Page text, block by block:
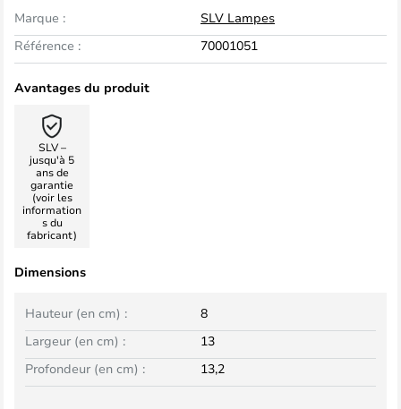
Marque :
SLV Lampes
Référence :
70001051
Avantages du produit
SLV –
jusqu'à 5
ans de
garantie
(voir les
information
s du
fabricant)
Dimensions
Largeur (en cm) : 13
Hauteur (en cm) : 8
Profondeur (en cm) : 13,2